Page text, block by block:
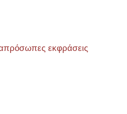
εκφράσεις